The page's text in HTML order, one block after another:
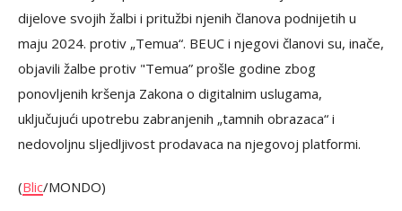
dijelove svojih žalbi i pritužbi njenih članova podnijetih u
maju 2024. protiv „Temua“. BEUC i njegovi članovi su, inače,
objavili žalbe protiv "Temua” prošle godine zbog
ponovljenih kršenja Zakona o digitalnim uslugama,
uključujući upotrebu zabranjenih „tamnih obrazaca“ i
nedovoljnu sljedljivost prodavaca na njegovoj platformi.
(Blic/MONDO)